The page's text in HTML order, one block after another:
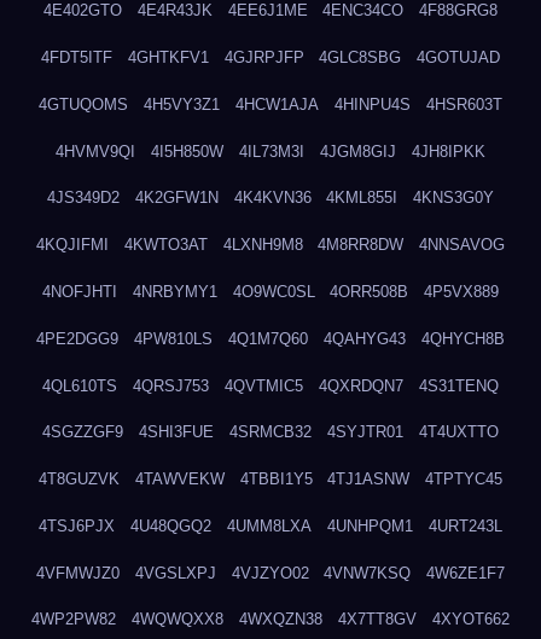
4E402GTO 4E4R43JK 4EE6J1ME 4ENC34CO 4F88GRG8
4FDT5ITF 4GHTKFV1 4GJRPJFP 4GLC8SBG 4GOTUJAD
4GTUQOMS 4H5VY3Z1 4HCW1AJA 4HINPU4S 4HSR603T
4HVMV9QI 4I5H850W 4IL73M3I 4JGM8GIJ 4JH8IPKK
4JS349D2 4K2GFW1N 4K4KVN36 4KML855I 4KNS3G0Y
4KQJIFMI 4KWTO3AT 4LXNH9M8 4M8RR8DW 4NNSAVOG
4NOFJHTI 4NRBYMY1 4O9WC0SL 4ORR508B 4P5VX889
4PE2DGG9 4PW810LS 4Q1M7Q60 4QAHYG43 4QHYCH8B
4QL610TS 4QRSJ753 4QVTMIC5 4QXRDQN7 4S31TENQ
4SGZZGF9 4SHI3FUE 4SRMCB32 4SYJTR01 4T4UXTTO
4T8GUZVK 4TAWVEKW 4TBBI1Y5 4TJ1ASNW 4TPTYC45
4TSJ6PJX 4U48QGQ2 4UMM8LXA 4UNHPQM1 4URT243L
4VFMWJZ0 4VGSLXPJ 4VJZYO02 4VNW7KSQ 4W6ZE1F7
4WP2PW82 4WQWQXX8 4WXQZN38 4X7TT8GV 4XYOT662